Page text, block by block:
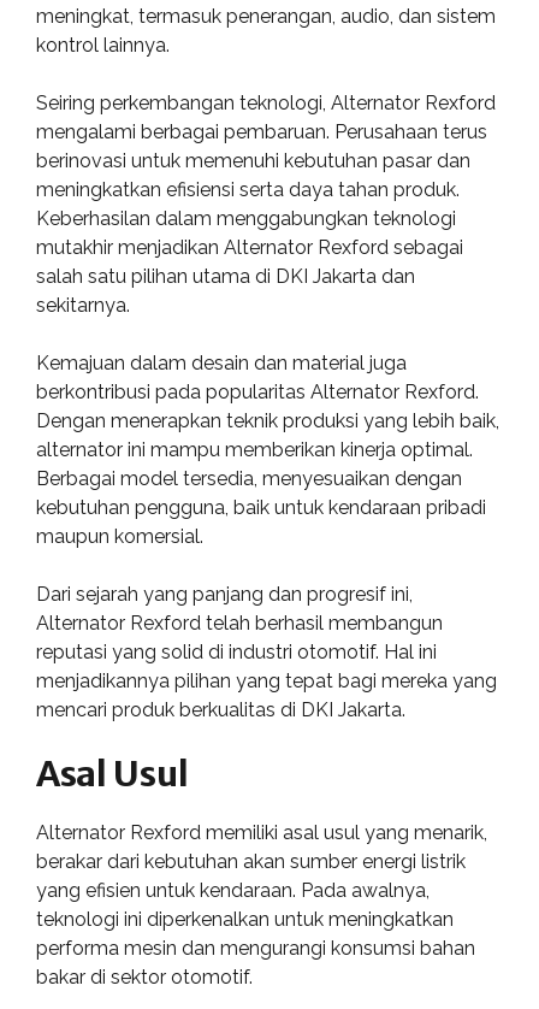
meningkat, termasuk penerangan, audio, dan sistem
kontrol lainnya.
Seiring perkembangan teknologi, Alternator Rexford
mengalami berbagai pembaruan. Perusahaan terus
berinovasi untuk memenuhi kebutuhan pasar dan
meningkatkan efisiensi serta daya tahan produk.
Keberhasilan dalam menggabungkan teknologi
mutakhir menjadikan Alternator Rexford sebagai
salah satu pilihan utama di DKI Jakarta dan
sekitarnya.
Kemajuan dalam desain dan material juga
berkontribusi pada popularitas Alternator Rexford.
Dengan menerapkan teknik produksi yang lebih baik,
alternator ini mampu memberikan kinerja optimal.
Berbagai model tersedia, menyesuaikan dengan
kebutuhan pengguna, baik untuk kendaraan pribadi
maupun komersial.
Dari sejarah yang panjang dan progresif ini,
Alternator Rexford telah berhasil membangun
reputasi yang solid di industri otomotif. Hal ini
menjadikannya pilihan yang tepat bagi mereka yang
mencari produk berkualitas di DKI Jakarta.
Asal Usul
Alternator Rexford memiliki asal usul yang menarik,
berakar dari kebutuhan akan sumber energi listrik
yang efisien untuk kendaraan. Pada awalnya,
teknologi ini diperkenalkan untuk meningkatkan
performa mesin dan mengurangi konsumsi bahan
bakar di sektor otomotif.